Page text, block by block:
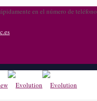
en el número de teléfono